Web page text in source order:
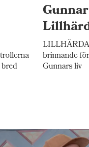
brinnande
Gunnars liv